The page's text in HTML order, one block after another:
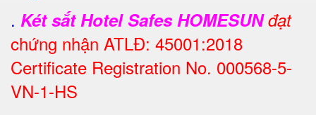
. Két sắt Hotel Safes HOMESUNđạt
chứng nhận ATLĐ: 45001:2018
Certificate Registration No. 000568-5-
VN-1-HS